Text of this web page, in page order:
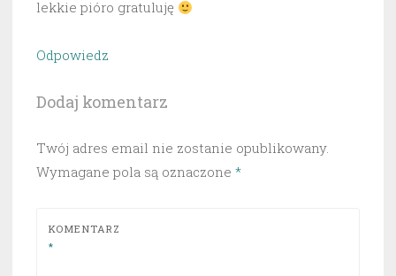
lekkie pióro gratuluję
Odpowiedz
Dodaj komentarz
Twój adres email nie zostanie opublikowany.
Wymagane pola są oznaczone *
KOMENTARZ
*